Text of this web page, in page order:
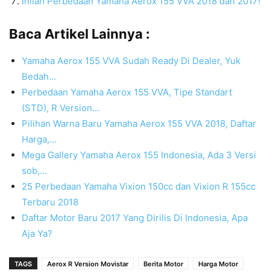
Baca Artikel Lainnya :
Yamaha Aerox 155 VVA Sudah Ready Di Dealer, Yuk
Bedah…
Perbedaan Yamaha Aerox 155 VVA, Tipe Standart
(STD), R Version…
Pilihan Warna Baru Yamaha Aerox 155 VVA 2018, Daftar
Harga,…
Mega Gallery Yamaha Aerox 155 Indonesia, Ada 3 Versi
sob,…
25 Perbedaan Yamaha Vixion 150cc dan Vixion R 155cc
Terbaru 2018
Daftar Motor Baru 2017 Yang Dirilis Di Indonesia, Apa
Aja Ya?
TAGS Aerox R Version Movistar Berita Motor
Harga Motor